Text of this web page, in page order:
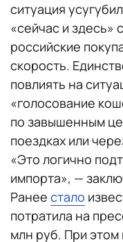
ситуация
«сейчас и здесь»
российские
скорость.
повлиять на
«голосование
по завышенным
поездках или
«Это логично
импорта», —
Ранее стало
потратила на
млн руб. При